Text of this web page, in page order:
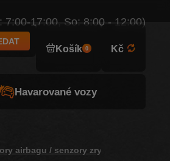
7:00-17:00, So: 8:00 - 12:00)
Havarované vozy
Košík 0 Kč
airbagu / senzory zrychlení